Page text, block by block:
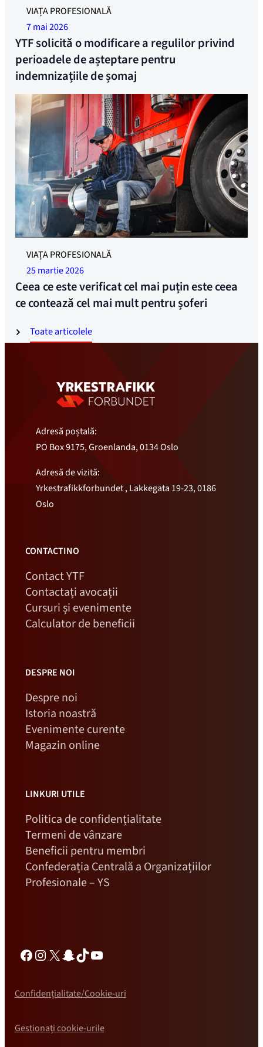
Toate articolele
YTF sunt gata să lupte împotriva celor 18 săptămâni de
carantină. Fostul secretar general Linda Jæger, liderul
federației Trude Sande și consilierul Rameen Sheikh-
Saastad. Foto: Synne Pernille Jakobsen
VIAȚA PROFESIONALĂ
7 mai 2026
YTF solicită o modificare a regulilor privind
perioadele de așteptare pentru
indemnizațiile de șomaj
VIAȚA PROFESIONALĂ
25 martie 2026
Ceea ce este verificat cel mai puțin este ceea
ce contează cel mai mult pentru șoferi
Adresă poștală:
PO Box 9175, Groenlanda, 0134 Oslo
Adresă de vizită:
Yrkestrafikkforbundet , Lakkegata 19-23, 0186
Oslo
CONTACTINO
Contact YTF
Contactați avocații
Cursuri și evenimente
Calculator de beneficii
DESPRE NOI
Despre noi
Istoria noastră
Evenimente curente
Magazin online
LINKURI UTILE
Politica de confidențialitate
Termeni de vânzare
Beneficii pentru membri
Confederația Centrală a Organizațiilor
Profesionale – YS
Confidențialitate/Cookie-uri
Gestionați cookie-urile
Facebook
Instagram
X Snapchat
TikTokYouTube